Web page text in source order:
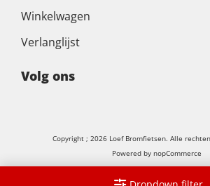
Winkelwagen
Verlanglijst
Volg ons
Copyright ; 2026 Loef Bromfietsen. Alle
Powered by nopCommerce